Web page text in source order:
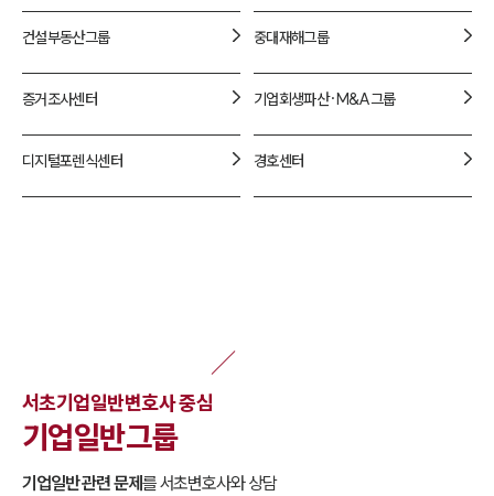
건설부동산그룹 중대재해그룹
증거조사센터 기업회생파산·M&A그룹
디지털포렌식센터 경호센터
서초기업일반변호사 중심
기업일반그룹
기업일반관련 문제를서초변호사와 상담